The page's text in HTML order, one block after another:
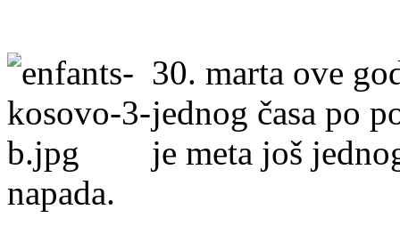
30. marta ove
jednog časa po
je meta još
napada.